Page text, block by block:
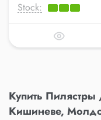
Stock:
Купить
Кишиневе,